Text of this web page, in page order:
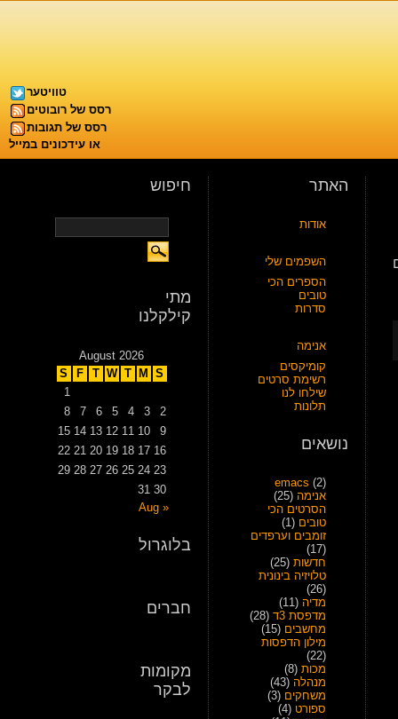
טוויטער
רסס של רובוטים
רסס של תגובות
או עידכונים במייל
האתר
אודות
השפמים שלי
הספרים הכי
טובים
סדרות
אנימה
קומיקסים
רשימת סרטים
שילחו לנו
תלונות
נושאים
emacs (2)
אנימה (25)
הסרטים הכי
טובים (1)
זומבים וערפדים
(17)
חדשות (25)
טלויזיה בינונית
(26)
מדיה (11)
מדפסת 3ד
(28)
מחשבים (15)
מילון הדפסות
(22)
מכות (8)
מנהלה (43)
משחקים (3)
ספורט (4)
חיפוש
מתי
קילקלנו
August 2026
S
M
T
W
T
F
S
1
2
3
4
5
6
7
8
9
10
11
12
13
14
15
16
17
18
19
20
21
22
23
24
25
26
27
28
29
30
31
« Aug
בלוגרול
חברים
מקומות
לבקר